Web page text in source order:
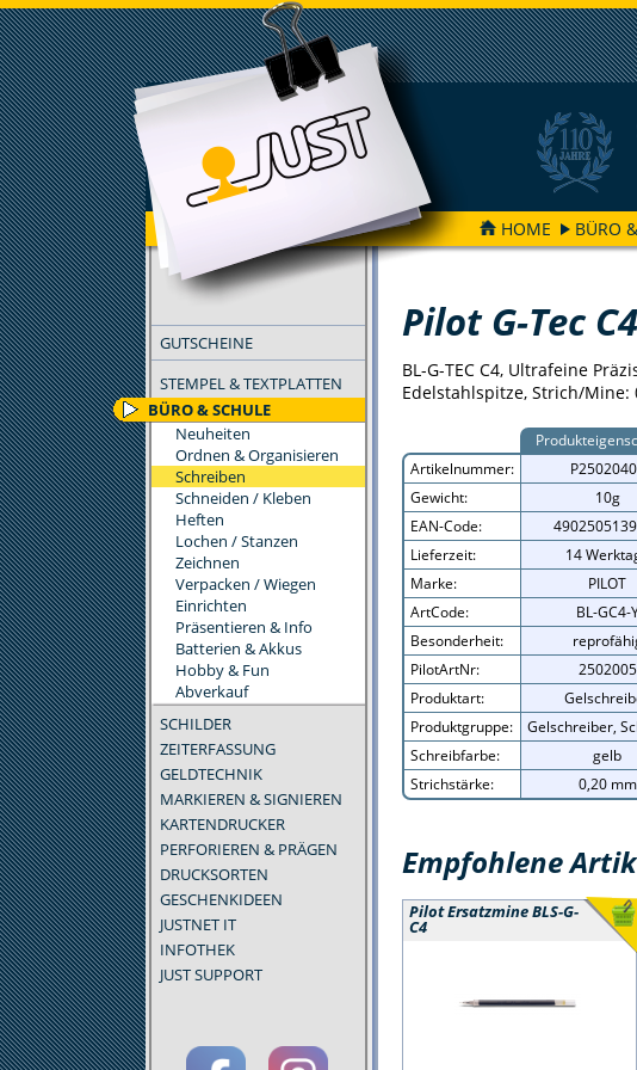
HOME BÜRO
GUTSCHEINE
STEMPEL & TEXTPLATTEN
BÜRO & SCHULE
Neuheiten
Ordnen & Organisieren
Schreiben
Schneiden / Kleben
Heften
Lochen / Stanzen
Zeichnen
Verpacken / Wiegen
Einrichten
Präsentieren & Info
Batterien & Akkus
Hobby & Fun
Abverkauf
SCHILDER
ZEITERFASSUNG
GELDTECHNIK
MARKIEREN & SIGNIEREN
KARTENDRUCKER
PERFORIEREN & PRÄGEN
DRUCKSORTEN
GESCHENKIDEEN
JUSTNET IT
INFOTHEK
JUST SUPPORT
FILTER
Pilot G-Tec C4
BL-G-TEC C4, Ultrafeine
Edelstahlspitze, Strich/Mine:
Artikelnummer:
Gewicht:
10g
EAN-Code:
Lieferzeit:
14
Marke:
PILOT
ArtCode:
BL-GC4-
Besonderheit:
PilotArtNr:
2502005
Produktart:
Produktgruppe:
Gelschreiber,
Schreibfarbe:
gelb
Strichstärke:
0,20 mm
Empfohlene
Pilot Ersatzmine BLS-G-
C4